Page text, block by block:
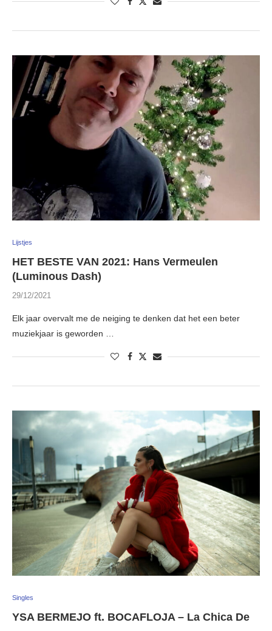
Lijstjes
HET BESTE VAN 2021: Hans Vermeulen
(Luminous Dash)
29/12/2021
Elk jaar overvalt me de neiging te denken dat het een beter
muziekjaar is geworden …
Singles
YSA BERMEJO ft. BOCAFLOJA – La Chica De